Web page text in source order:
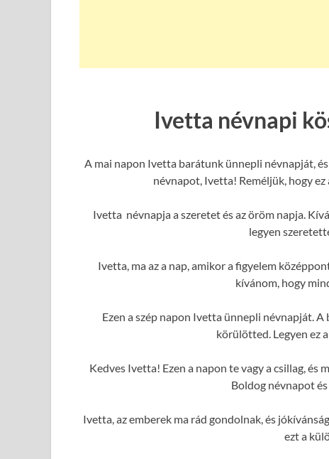
Ivetta névnapi
A mai napon Ivetta barátunk ünnepli névnapját,
névnapot, Ivetta! Reméljük, hogy
Ivetta névnapja a szeretet és az öröm napja.
legyen
Ivetta, ma az a nap, amikor a figyelem
kívánom, hogy
Ezen a szép napon Ivetta ünnepli névnapját.
körülötted. Legyen ez
Kedves Ivetta! Ezen a napon te vagy a csillag,
Boldog névnapot
Ivetta, az emberek ma rád gondolnak, és
ezt a